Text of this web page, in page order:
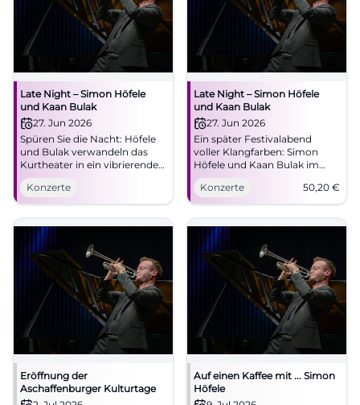
Late Night – Simon Höfele
und Kaan Bulak
27. Jun 2026
Spüren Sie die Nacht: Höfele
und Bulak verwandeln das
Kurtheater in ein vibrierendes
Klangpanorama. 27.06., 22:15
Uhr, Konzert ohne Pause.
Eintauchen, staunen, live
erleben. #KissingerSommer
Konzerte
Late Night – Simon Höfele
und Kaan Bulak
27. Jun 2026
Ein später Festivalabend
voller Klangfarben: Simon
Höfele und Kaan Bulak im
Kurtheater Bad Kissingen.
27.06.2026, ab 50,20 €.
#KissingerSommer #Live
Konzerte 50,20 €
Eröffnung der
Aschaffenburger Kulturtage
Auf einen Kaffee mit ... Simon
Höfele